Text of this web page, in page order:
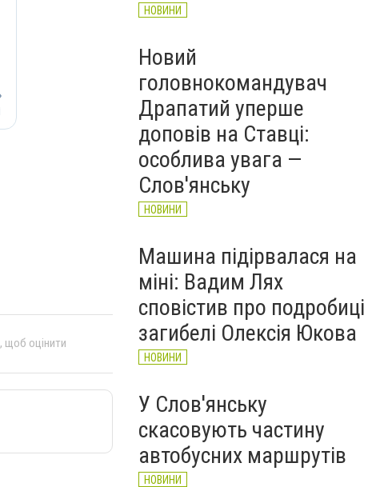
, щоб оцінити
НОВИНИ
Новий
головнокомандувач
Драпатий уперше
доповів на Ставці:
особлива увага —
Слов'янську
НОВИНИ
Машина підірвалася на
міні: Вадим Лях
сповістив про подробиці
загибелі Олексія Юкова
НОВИНИ
У Слов'янську
скасовують частину
автобусних маршрутів
НОВИНИ